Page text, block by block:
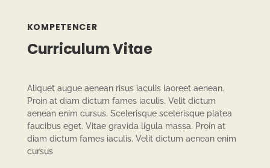
KOMPETENCER
Curriculum Vitae
Aliquet augue aenean risus iaculis laoreet aenean.
Proin at diam dictum fames iaculis. Velit dictum
aenean enim cursus. Scele­risque scele­risque platea
fauci­bus eget. Vitae gravida ligula massa. Proin at
diam dictum fames iaculis. Velit dictum aenean enim
cursus